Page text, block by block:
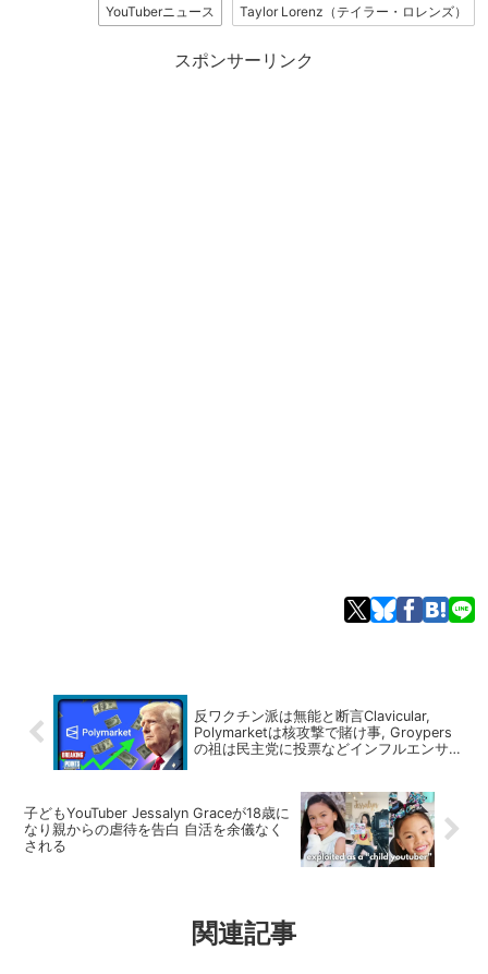
YouTuberニュース Taylor Lorenz（テイラー・ロレンズ）
スポンサーリンク
反ワクチン派は無能と断言Clavicular,
Polymarketは核攻撃で賭け事, Groypers
の祖は民主党に投票などインフルエンサー
子どもYouTuber Jessalyn Graceが18歳に
なり親からの虐待を告白 自活を余儀なく
される
関連記事